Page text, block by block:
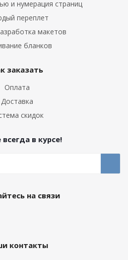
и нумерация страниц
переплет
макетов
бланков
заказать
Оплата
Доставка
скидок
в курсе!
на связи
контакты